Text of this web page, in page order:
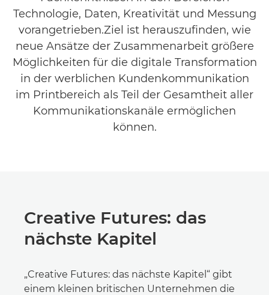
Technologie, Daten, Kreativität und Messung
vorangetrieben.Ziel ist herauszufinden, wie
neue Ansätze der Zusammenarbeit größere
Möglichkeiten für die digitale Transformation
in der werblichen Kundenkommunikation
im Printbereich als Teil der Gesamtheit aller
Kommunikationskanäle ermöglichen
können.
Creative Futures: das
nächste Kapitel
„Creative Futures: das nächste Kapitel“ gibt
einem kleinen britischen Unternehmen die